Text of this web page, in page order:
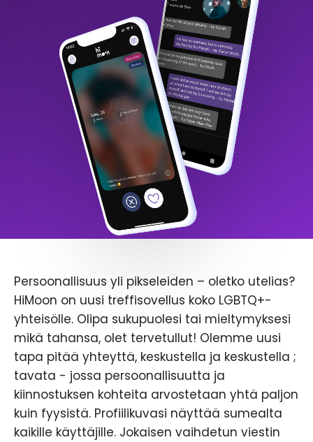
Persoonallisuus yli pikseleiden – oletko utelias?
HiMoon on uusi treffisovellus koko LGBTQ+-
yhteisölle. Olipa sukupuolesi tai mieltymyksesi
mikä tahansa, olet tervetullut! Olemme uusi
tapa pitää yhteyttä, keskustella ja keskustella ;
tavata - jossa persoonallisuutta ja
kiinnostuksen kohteita arvostetaan yhtä paljon
kuin fyysistä. Profiilikuvasi näyttää sumealta
kaikille käyttäjille. Jokaisen vaihdetun viestin